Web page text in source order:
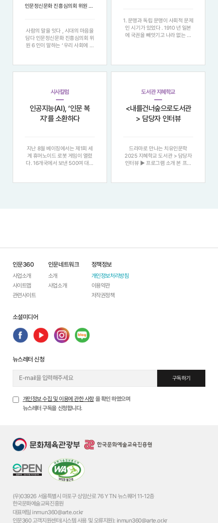
인문정신문화 진흥심의회 위원 6인이 말하는 ‘우리 사회에 인문이 필요한 이유’
사람의 말을 잇다 , 시대의 마음을
담다 인문정신문화 진흥심의회 위
원 6 인이 말하는 ‘ 우리 사회에 인
식을 넘어 , 어떻게 사람에게 닿을
1. 문맹과 독립 문맹이 사회적 문제
인 시기가 있었다 . 1910 년 일본
에 국권을 빼앗기고 나라 없는 국
하고 의식을 개화하는 노력이 필요
했다 . 1922 년 1 월 5 일 자 동아
시사칼럼
인공지능(AI), ‘인문 복
지’를 소환하다
지난 8월 베이징에서는 제1회 세
계 휴머노이드 로봇 게임이 열렸
다. 16개국에서 보낸 500여 대의
현 단계 휴머노이드의 발전을 과시
도서관 지혜학교
<내를건너숲으로도서관
> 담당자 인터뷰
드라마로 만나는 치유인문학
2025 지혜학교 도서관 > 담당자
인터뷰 ▶ 프로그램 소개 본 프로
대중성과 친근감이 넘치는 ‘ 드라
인문360
사업소개
사이트맵
관련사이트
인문네트워크
소개
사업소개
정책정보
개인정보처리방침
이용약관
저작권정책
소셜미디어
뉴스레터 신청
구독하기
개인정보 수집 및 이용에 관한 사항 을 확인 하였으며
뉴스레터 구독을 신청합니다.
(우)03926 서울특별시 마포구 상암산로 76 YTN 뉴스퀘어 11-12층
한국문화예술교육진흥원
대표메일 inmun360@arte.or.kr
인문360 고객지원센터(시스템 사용 및 오류지원): inmun360@arte.or.kr